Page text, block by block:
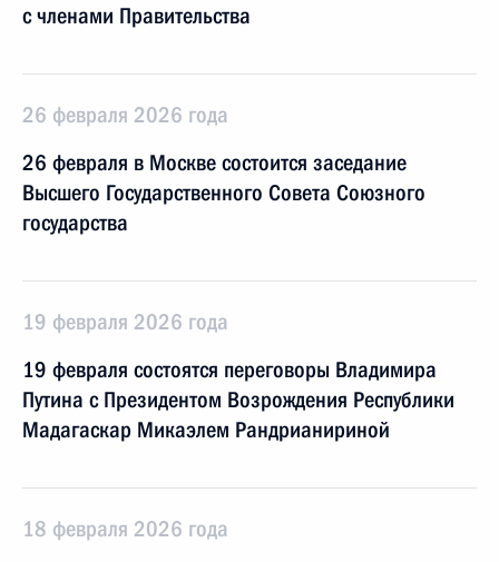
с членами Правительства
26 февраля 2026 года
26 февраля в Москве состоится заседание
Высшего Государственного Совета Союзного
государства
19 февраля 2026 года
19 февраля состоятся переговоры Владимира
Путина с Президентом Возрождения Республики
Мадагаскар Микаэлем Рандрианириной
18 февраля 2026 года